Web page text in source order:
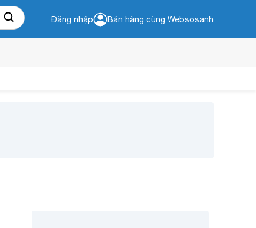
Đăng nhập Bán hàng cùng Websosanh